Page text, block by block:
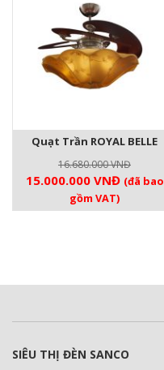
Quạt Trần ROYAL BELLE
16.680.000VNĐ
Giá
là:
15.000.000 VNĐGiá
hiện
tại
(đã bao
gồm VAT)
SIÊU THỊ ĐÈN SANCO